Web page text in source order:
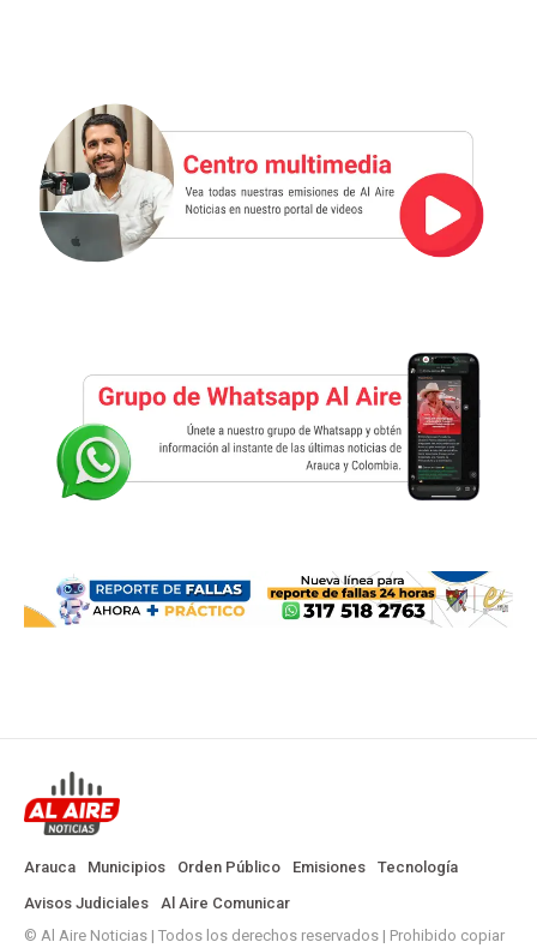
Arauca Municipios Orden Público Emisiones
Tecnología
Avisos Judiciales
Al Aire Comunicar
© Al Aire Noticias | Todos los derechos reservados | Prohibido copiar